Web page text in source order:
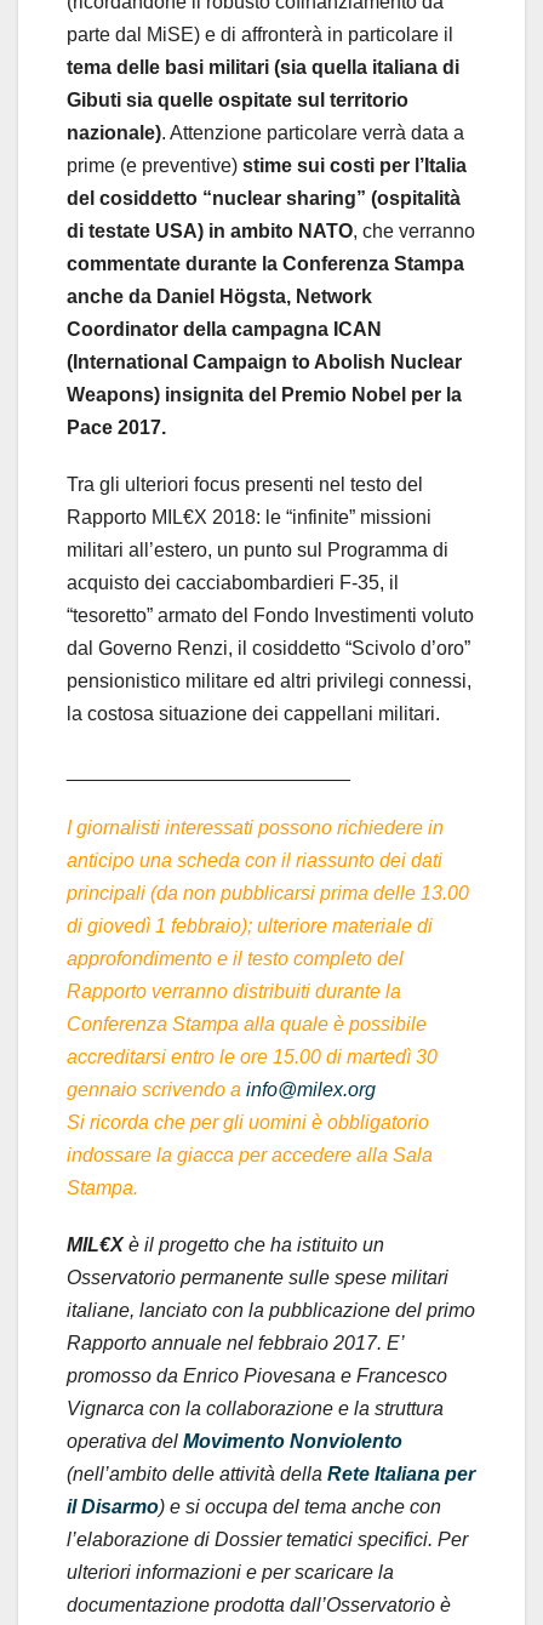
parte dal MiSE) e di affronterà in particolare il
tema delle basi militari (sia quella italiana di
Gibuti sia quelle ospitate sul territorio
nazionale). Attenzione particolare verrà data a
prime (e preventive) stime sui costi per l’Italia
del cosiddetto “nuclear sharing” (ospitalità
di testate USA) in ambito NATO, che verranno
commentate durante la Conferenza Stampa
anche da Daniel Högsta, Network
Coordinator della campagna ICAN
(International Campaign to Abolish Nuclear
Weapons) insignita del Premio Nobel per la
Pace 2017.
Tra gli ulteriori focus presenti nel testo del
Rapporto MIL€X 2018: le “infinite” missioni
militari all’estero, un punto sul Programma di
acquisto dei cacciabombardieri F-35, il
“tesoretto” armato del Fondo Investimenti voluto
dal Governo Renzi, il cosiddetto “Scivolo d’oro”
pensionistico militare ed altri privilegi connessi,
la costosa situazione dei cappellani militari.
I giornalisti interessati possono richiedere in
anticipo una scheda con il riassunto dei dati
principali (da non pubblicarsi prima delle 13.00
di giovedì 1 febbraio); ulteriore materiale di
approfondimento e il testo completo del
Rapporto verranno distribuiti durante la
Conferenza Stampa alla quale è possibile
accreditarsi entro le ore 15.00 di martedì 30
gennaio scrivendo a info@milex.org
Si ricorda che per gli uomini è obbligatorio
indossare la giacca per accedere alla Sala
Stampa.
MIL€Xè il progetto che ha istituito un
Osservatorio permanente sulle spese militari
italiane, lanciato con la pubblicazione del primo
Rapporto annuale nel febbraio 2017. E’
promosso da Enrico Piovesana e Francesco
Vignarca con la collaborazione e la struttura
operativa del Movimento Nonviolento
(nell’ambito delle attività della Rete Italiana per
il Disarmo) e si occupa del tema anche con
l’elaborazione di Dossier tematici specifici. Per
ulteriori informazioni e per scaricare la
documentazione prodotta dall’Osservatorio è